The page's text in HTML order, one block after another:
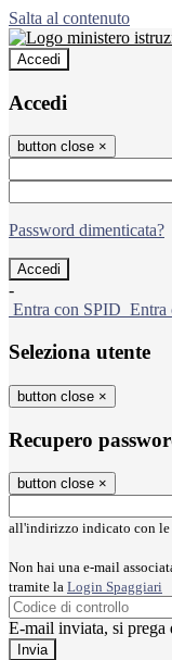
Salta al contenuto
Accedi
Accedi
button close ×
Password dimenticata?
-
Entra con SPID Entra
Seleziona utente
button close ×
Recupero
button close ×
all'indirizzo indicato con le
Non hai una e-mail
tramite la Login Spaggiari
E-mail inviata, si prega